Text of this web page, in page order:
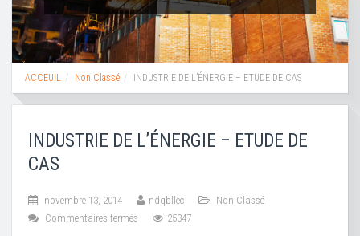
Non Classé INDUSTRIE DE L’ÉNERGIE – ETUDE DE CAS
INDUSTRIE DE L’ÉNERGIE – ETUDE DE
CAS
novembre 13, 2014 ndqbllec
Non Classé
Commentaires fermés
25347